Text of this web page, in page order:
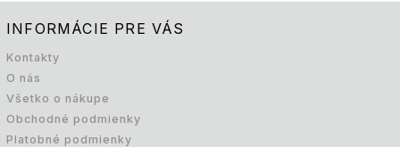
INFORMÁCIE PRE VÁS
Kontakty
O nás
Všetko o nákupe
Obchodné podmienky
Platobné podmienky